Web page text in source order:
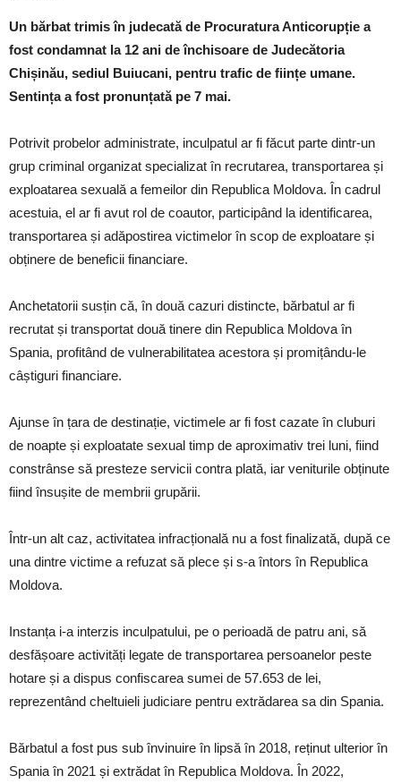
Un bărbat trimis în judecată de Procuratura Anticorupție a
fost condamnat la 12 ani de închisoare de Judecătoria
Chișinău, sediul Buiucani, pentru trafic de ființe umane.
Sentința a fost pronunțată pe 7 mai.
Potrivit probelor administrate, inculpatul ar fi făcut parte dintr-un
grup criminal organizat specializat în recrutarea, transportarea și
exploatarea sexuală a femeilor din Republica Moldova. În cadrul
acestuia, el ar fi avut rol de coautor, participând la identificarea,
transportarea și adăpostirea victimelor în scop de exploatare și
obținere de beneficii financiare.
Anchetatorii susțin că, în două cazuri distincte, bărbatul ar fi
recrutat și transportat două tinere din Republica Moldova în
Spania, profitând de vulnerabilitatea acestora și promițându-le
câștiguri financiare.
Ajunse în țara de destinație, victimele ar fi fost cazate în cluburi
de noapte și exploatate sexual timp de aproximativ trei luni, fiind
constrânse să presteze servicii contra plată, iar veniturile obținute
fiind însușite de membrii grupării.
Într-un alt caz, activitatea infracțională nu a fost finalizată, după ce
una dintre victime a refuzat să plece și s-a întors în Republica
Moldova.
Instanța i-a interzis inculpatului, pe o perioadă de patru ani, să
desfășoare activități legate de transportarea persoanelor peste
hotare și a dispus confiscarea sumei de 57.653 de lei,
reprezentând cheltuieli judiciare pentru extrădarea sa din Spania.
Bărbatul a fost pus sub învinuire în lipsă în 2018, reținut ulterior în
Spania în 2021 și extrădat în Republica Moldova. În 2022,